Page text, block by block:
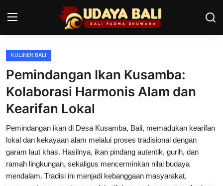
Home
Pura
Desa Adat
Tradisi
Kearifan lokal
Alam Bali
KULINER BALI
Pemindangan Ikan Kusamba:
Kolaborasi Harmonis Alam dan
Kearifan Lokal
Pemindangan ikan di Desa Kusamba, Bali, memadukan kearifan
lokal dan kekayaan alam melalui proses tradisional dengan
garam laut khas. Hasilnya, ikan pindang autentik, gurih, dan
ramah lingkungan, sekaligus mencerminkan nilai budaya
mendalam. Tradisi ini menjadi kebanggaan masyarakat,